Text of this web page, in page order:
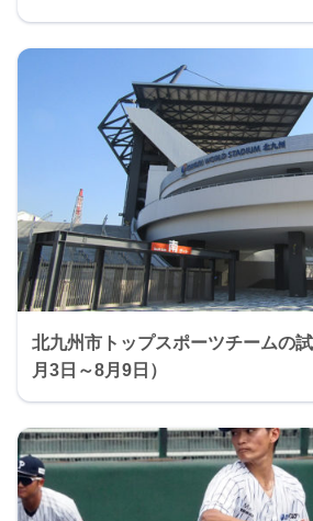
北九州市トップスポーツチームの
月3日～8月9日）